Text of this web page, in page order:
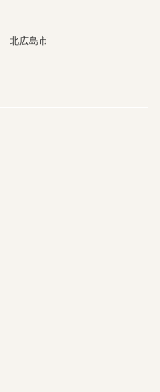
北広島市